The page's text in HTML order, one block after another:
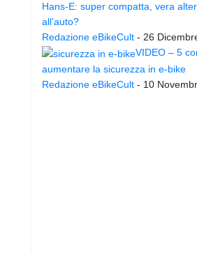
Hans-E: super compatta, vera
all’auto?
Redazione eBikeCult - 26
VIDEO – 5
aumentare la sicurezza in e-bike
Redazione eBikeCult - 10